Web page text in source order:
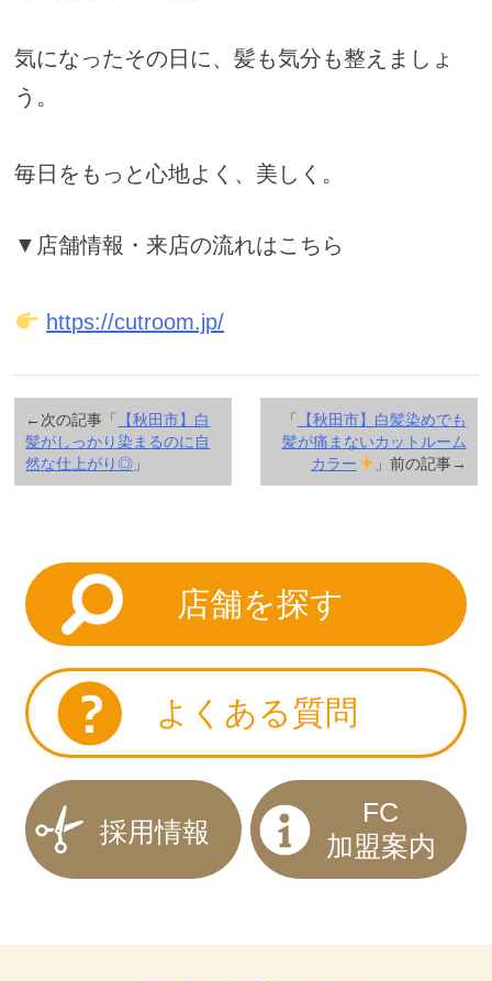
気になったその日に、髪も気分も整えましょ
う。
毎日をもっと心地よく、美しく。
▼店舗情報・来店の流れはこちら
https://cutroom.jp/
「
【秋田市】白髪染めでも
髪が痛まないカットルーム
カラー
」前の記事→
←次の記事「
【秋田市】白
髪がしっかり染まるのに自
然な仕上がり◎ 」
店舗を探す
よくある質問
採用情報
FC
加盟案内